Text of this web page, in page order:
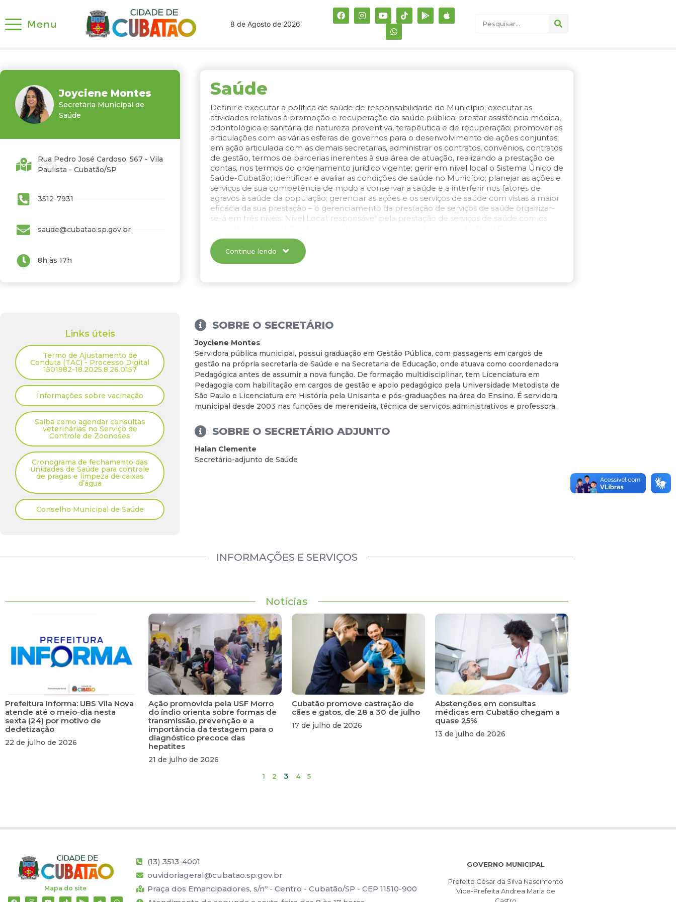
8 de Agosto de 2026
Joyciene Montes
Secretária Municipal de
Saúde
Rua Pedro José Cardoso, 567 - Vila
Paulista - Cubatão/SP
3512-7931
saude@cubatao.sp.gov.br
8h às 17h
Saúde
Definir e executar a política de saúde de responsabilidade do Município; executar as
atividades relativas à promoção e recuperação da saúde pública; prestar assistência médica,
odontológica e sanitária de natureza preventiva, terapêutica e de recuperação; promover as
articulações com as várias esferas de governos para o desenvolvimento de ações conjuntas;
em ação articulada com as demais secretarias, administrar os contratos, convênios, contratos
de gestão, termos de parcerias inerentes à sua área de atuação, realizando a prestação de
contas, nos termos do ordenamento jurídico vigente; gerir em nível local o Sistema Único de
Saúde-Cubatão; identificar e avaliar as condições de saúde no Município; planejar as ações e
serviços de sua competência de modo a conservar a saúde e a interferir nos fatores de
agravos à saúde da população; gerenciar as ações e os serviços de saúde com vistas à maior
eficácia da sua prestação – o gerenciamento da prestação de serviços de saúde organizar-
se-á em três níveis: Nível Local: responsável pela prestação de serviços de saúde com os
responsável pela coordenação dos serviços de saúde prestados no âmbito da Região
através das Coordenadorias Regionais, dos Colegiados Regionais e dos Conselhos Distritais
de Saúde; Nível de Gerenciamento do Sistema e Apoio Técnico-Administrativo à Prestação
Continue lendo
Links úteis
Termo de Ajustamento de
Conduta (TAC) - Processo Digital
1501982-18.2025.8.26.0157
Informações sobre vacinação
Saiba como agendar consultas
veterinárias no Serviço de
Controle de Zoonoses
Cronograma de fechamento das
unidades de Saúde para controle
de pragas e limpeza de caixas
d’água
Conselho Municipal de Saúde
SOBRE O SECRETÁRIO
Joyciene Montes
Servidora pública municipal, possui graduação em Gestão Pública, com passagens em cargos de
gestão na própria secretaria de Saúde e na Secretaria de Educação, onde atuava como coordenadora
Pedagógica antes de assumir a nova função. De formação multidisciplinar, tem Licenciatura em
Pedagogia com habilitação em cargos de gestão e apoio pedagógico pela Universidade Metodista de
São Paulo e Licenciatura em História pela Unisanta e pós-graduações na área do Ensino. É servidora
municipal desde 2003 nas funções de merendeira, técnica de serviços administrativos e professora.
SOBRE O SECRETÁRIO ADJUNTO
Halan Clemente
Secretário-adjunto de Saúde
INFORMAÇÕES E SERVIÇOS
Notícias
Prefeitura Informa: UBS Vila Nova
atende até o meio-dia nesta
sexta (24) por motivo de
dedetização
22 de julho de 2026
Ação promovida pela USF Morro
do índio orienta sobre formas de
transmissão, prevenção e a
importância da testagem para o
diagnóstico precoce das
hepatites
21 de julho de 2026
Cubatão promove castração de
cães e gatos, de 28 a 30 de julho
17 de julho de 2026
Abstenções em consultas
médicas em Cubatão chegam a
quase 25%
13 de julho de 2026
1 2 3 4 5
Mapa do site
(13) 3513-4001
ouvidoriageral@cubatao.sp.gov.br
Praça dos Emancipadores, s/nº - Centro - Cubatão/SP - CEP 11510-900
GOVERNO MUNICIPAL
Prefeito César da Silva Nascimento
Vice-Prefeita Andrea Maria de
Castro